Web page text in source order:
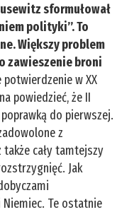
sformułował
polityki”. To
Większy problem
zawieszenie broni
w XX
powiedzieć, że II
do pierwszej.
z
cały tamtejszy
Jak
Te ostatnie